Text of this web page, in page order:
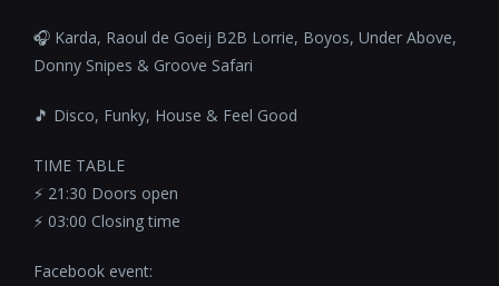
🎧 Karda, Raoul de Goeij B2B Lorrie, Boyos, Under Above,
Donny Snipes & Groove Safari
🎵 Disco, Funky, House & Feel Good
TIME TABLE
⚡️ 21:30 Doors open
⚡️ 03:00 Closing time
Facebook event: